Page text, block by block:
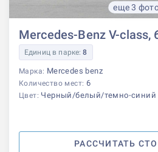
еще 3
Mercedes-Benz V-class,
Единиц в парке:8
Марка: Mercedes benz
Количество мест: 6
Цвет: Черный/белый/темно-синий
РАССЧИТАТЬ